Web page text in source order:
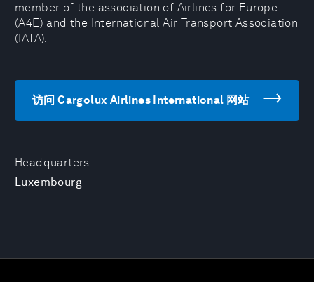
Headquarters
Luxembourg
member of the association of Airlines for Europe
(A4E) and the International Air Transport Association
(IATA).
访问 Cargolux Airlines International 网站